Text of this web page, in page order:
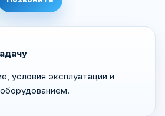
условия эксплуатации и